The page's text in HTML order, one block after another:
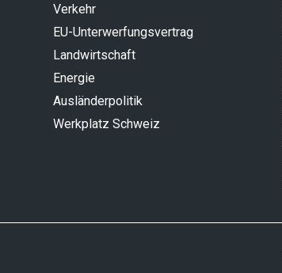
Verkehr
EU-Unterwerfungsvertrag
Landwirt­schaft
Energie
Ausländer­politik
Werkplatz Schweiz